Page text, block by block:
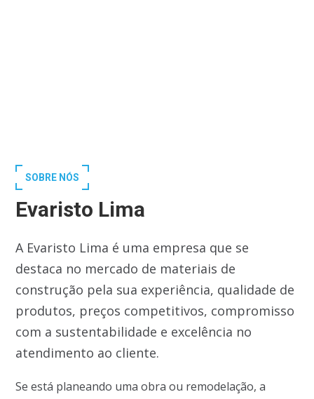
SOBRE NÓS
Evaristo Lima
A Evaristo Lima é uma empresa que se
destaca no mercado de materiais de
construção pela sua experiência, qualidade de
produtos, preços competitivos, compromisso
com a sustentabilidade e excelência no
atendimento ao cliente.
Se está planeando uma obra ou remodelação, a